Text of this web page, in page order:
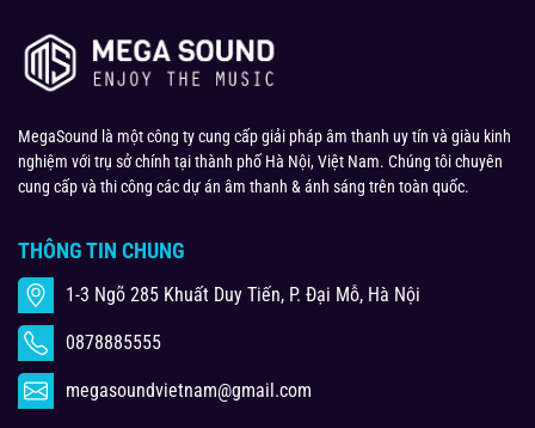
MegaSound là một công ty cung cấp giải pháp âm thanh uy tín và giàu kinh
nghiệm với trụ sở chính tại thành phố Hà Nội, Việt Nam. Chúng tôi chuyên
cung cấp và thi công các dự án âm thanh & ánh sáng trên toàn quốc.
THÔNG TIN CHUNG
1-3 Ngõ 285 Khuất Duy Tiến, P. Đại Mỗ, Hà Nội
0878885555
megasoundvietnam@gmail.com